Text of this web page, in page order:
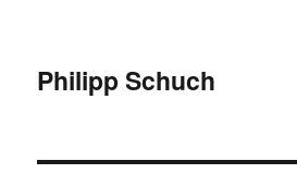
Philipp Schuch